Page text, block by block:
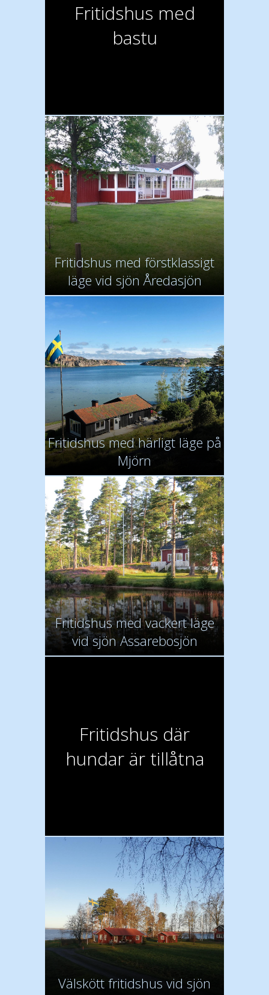
Fritidshus med
bastu
Fritidshus med förstklassigt
läge vid sjön Åredasjön
Fritidshus med härligt läge på
Mjörn
Fritidshus med vackert läge
vid sjön Assarebosjön
Fritidshus där
hundar är tillåtna
Välskött fritidshus vid sjön